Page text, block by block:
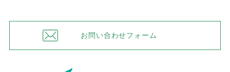
お問い合わせフォーム